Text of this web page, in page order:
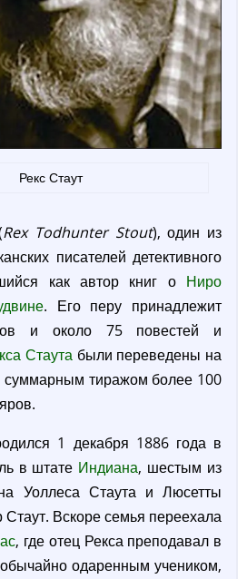
Рекс Стаут
Rex Todhunter Stout), один из
писателей детективного
как автор книг о Ниро
. Его перу принадлежит
и около 75 повестей и
Стаута были переведены на
суммарным тиражом более 100
1 декабря 1886 года в
в штате Индиана, шестым из
Уоллеса Стаута и Люсетты
Стаут. Вскоре семья переехала
, где отец Рекса преподавал в
одаренным учеником,